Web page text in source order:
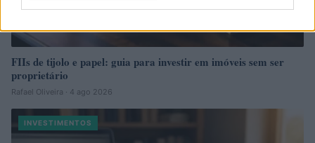
FIIs de tijolo e papel: guia para investir em imóveis sem ser
proprietário
Rafael Oliveira · 4 ago 2026
INVESTIMENTOS